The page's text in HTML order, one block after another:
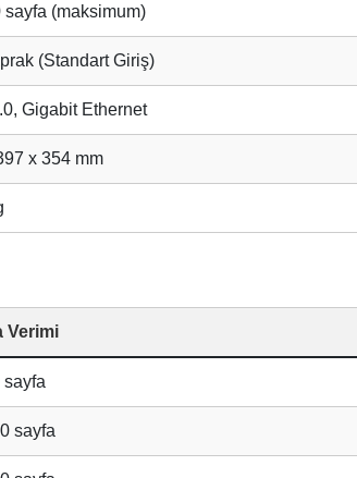
sayfa (maksimum)
(Standart Giriş)
Gigabit Ethernet
x 354 mm
Verimi
sayfa
sayfa